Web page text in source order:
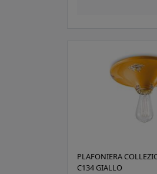
PLAFONIERA
C134 GIALLO